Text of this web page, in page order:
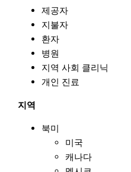
제공자
지불자
환자
병원
지역 사회 클리닉
개인 진료
지역
북미
미국
캐나다